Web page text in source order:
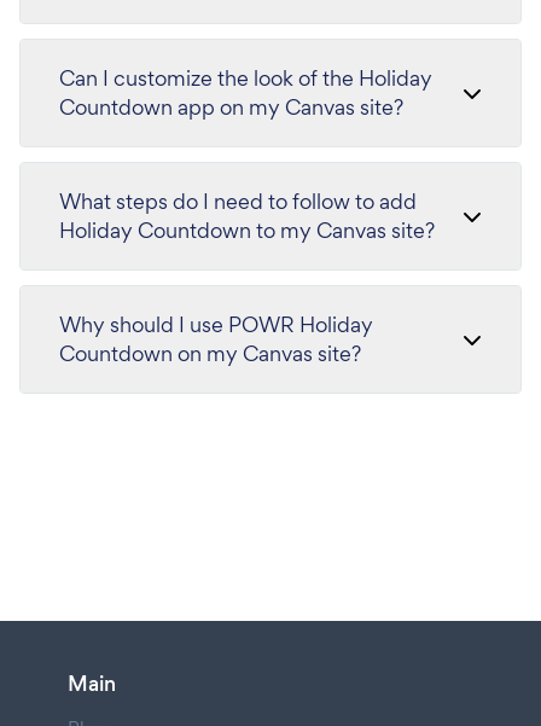
Can I customize the look of the Holiday
Countdown app on my Canvas site?
What steps do I need to follow to add
Holiday Countdown to my Canvas site?
Why should I use POWR Holiday
Countdown on my Canvas site?
Main